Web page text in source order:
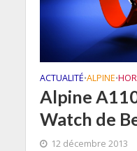
ACTUALITÉ•ALPINE•
Alpine
Watch de
12 décembre 2013